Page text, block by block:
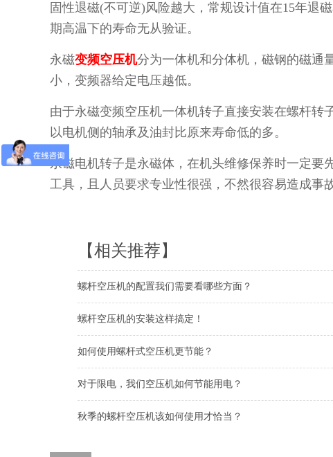
固性退磁(不可逆)风险越大，常规设计值在15年退
期高温下的寿命无从验证。
永磁变频空压机分为一体机和分体机，磁钢的磁通
小，变频器给定电压越低。
由于永磁变频空压机一体机转子直接安装在螺杆
以电机侧的轴承及油封比原来寿命低的多。
永磁电机转子是永磁体，在机头维修保养时一定要
工具，且人员要求专业性很强，不然很容易造成事故
【相关推荐】
螺杆空压机的配置我们需要看哪些方面？
螺杆空压机的安装这样搞定！
如何使用螺杆式空压机更节能？
对于限电，我们空压机如何节能用电？
秋季的螺杆空压机该如何使用才恰当？